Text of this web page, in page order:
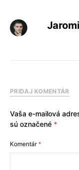
PRIDAJ KOMENTÁR
Vaša e-mailová
sú označené *
Komentár*